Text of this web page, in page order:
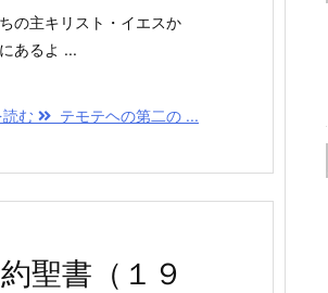
の主キリスト・イエスか
あるよ ...
む テモテヘの第二の ...
聖書（１９